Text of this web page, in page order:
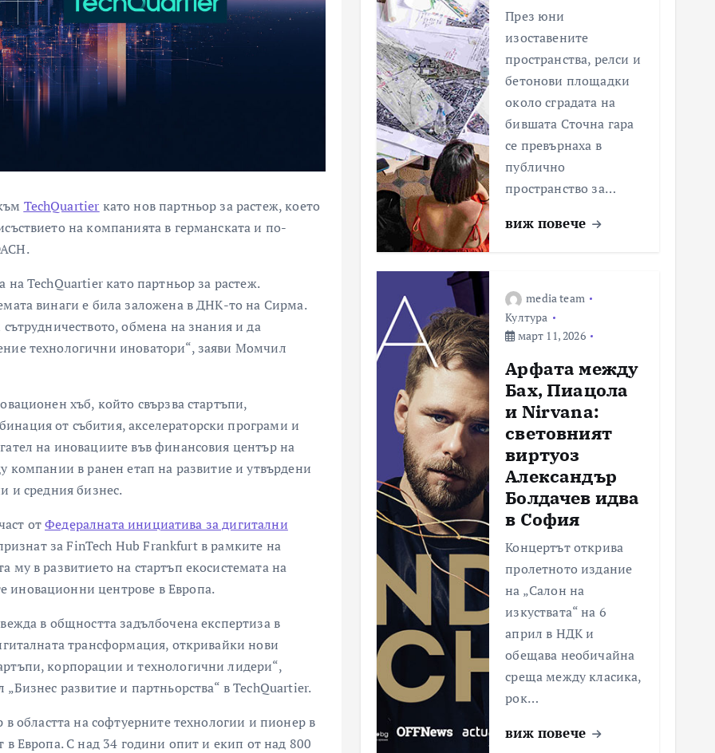
TechQuartier като нов партньор за растеж, което
на компанията в германската и по-
TechQuartier като партньор за растеж.
винаги е била заложена в ДНК-то на Сирма.
обмена на знания и да
технологични иноватори“, заяви Момчил
хъб, който свързва стартъпи,
от събития, акселераторски програми и
на иновациите във финансовия център на
в ранен етап на развитие и утвърдени
и средния бизнес.
отФедералната инициатива за дигитални
за FinTech Hub Frankfurt в рамките на
му в развитието на стартъп екосистемата на
центрове в Европа.
в общността задълбочена експертиза в
трансформация, откривайки нови
корпорации и технологични лидери“,
развитие и партньорства“ в TechQuartier.
областта на софтуерните технологии и пионер в
в Европа. С над 34 години опит и екип от над 800
През юни
изоставените
пространства, релси и
бетонови площадки
около сградата на
бившата Сточна гара
се превърнаха в
публично
пространство за…
виж повече
media team
Култура
март 11, 2026
Арфата между
Бах, Пиацола
и Nirvana:
световният
виртуоз
Александър
Болдачев идва
в София
Концертът открива
пролетното издание
на „Салон на
изкуствата“ на 6
април в НДК и
обещава необичайна
среща между класика,
рок…
виж повече